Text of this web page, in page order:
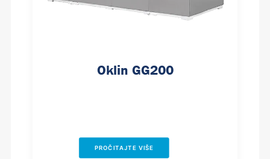
Oklin GG200
PROČITAJTE VIŠE